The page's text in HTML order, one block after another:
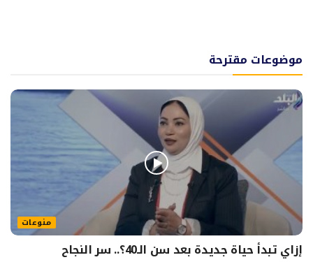
موضوعات مقترحة
منوعات
إزاي تبدأ حياة جديدة بعد سن الـ40؟.. سر النجاح